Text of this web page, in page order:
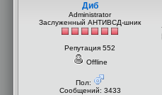
Диб
Administrator
Заслуженный АНТИВСД-шник
Репутация 552
Offline
Пол:
Сообщений: 3433